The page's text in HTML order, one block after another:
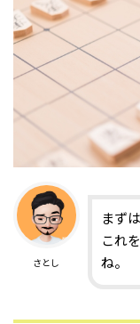
さとし
まず
これ
ね。